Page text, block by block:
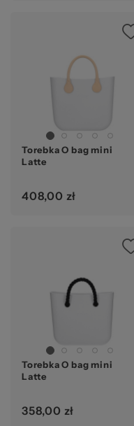
Torebka O bag mini
Latte
408,00 zł
Torebka O bag mini
Latte
358,00 zł